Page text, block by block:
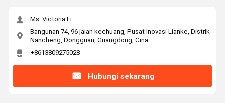
Ms. Victoria Li
Bangunan 74, 96 jalan kechuang, Pusat Inovasi Lianke, Distrik
Nancheng, Dongguan, Guangdong, Cina.
+8613809275028
Hubungi sekarang